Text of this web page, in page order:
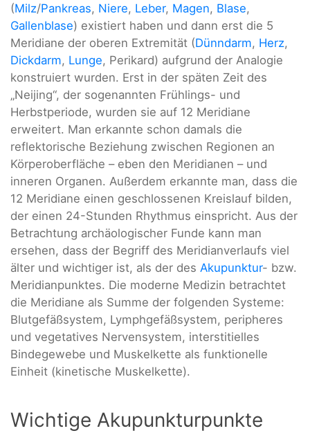
(Milz/Pankreas, Niere, Leber, Magen, Blase,
Gallenblase) existiert haben und dann erst die 5
Meridiane der oberen Extremität (Dünndarm, Herz,
Dickdarm, Lunge, Perikard) aufgrund der Analogie
konstruiert wurden. Erst in der späten Zeit des
„Neijing“, der sogenannten Frühlings- und
Herbstperiode, wurden sie auf 12 Meridiane
erweitert. Man erkannte schon damals die
reflektorische Beziehung zwischen Regionen an
Körperoberfläche – eben den Meridianen – und
inneren Organen. Außerdem erkannte man, dass die
12 Meridiane einen geschlossenen Kreislauf bilden,
der einen 24-Stunden Rhythmus einspricht. Aus der
Betrachtung archäologischer Funde kann man
ersehen, dass der Begriff des Meridianverlaufs viel
älter und wichtiger ist, als der des Akupunktur- bzw.
Meridianpunktes. Die moderne Medizin betrachtet
die Meridiane als Summe der folgenden Systeme:
Blutgefäßsystem, Lymphgefäßsystem, peripheres
und vegetatives Nervensystem, interstitielles
Bindegewebe und Muskelkette als funktionelle
Einheit (kinetische Muskelkette).
Wichtige Akupunkturpunkte